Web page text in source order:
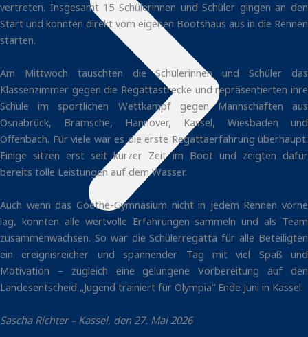
vertreten. Insgesamt 15 Schülerinnen und Schüler gingen an den
Start und konnten direkt vom eigenen Bootshaus aus in die Rennen
starten.
Am Mittwoch tauschten die Schülerinnen und Schüler das
Klassenzimmer gegen die Regattastrecke und repräsentierten ihre
Schule im sportlichen Wettkampf gegen Mannschaften aus
Osnabrück, Bramsche, Hannover, Kassel, Wiesbaden und
Offenbach. Für viele war es die erste Regattaerfahrung überhaupt.
Einige sitzen erst seit kurzer Zeit im Boot und zeigten dafür
bereits tolle Leistungen auf dem Wasser.
Auch wenn das Goethe-Gymnasium nicht in jedem Rennen vorne
lag, konnten alle wertvolle Erfahrungen sammeln und als Team
zusammenwachsen. So war die Schülerregatta für alle Beteiligten
ein ereignisreicher und spannender Tag mit viel Spaß und
Motivation – zugleich eine gelungene Vorbereitung auf den
Landesentscheid „Jugend trainiert für Olympia“ Ende Juni in Kassel.
Sascha Richter – Kassel, den 27. Mai 2026